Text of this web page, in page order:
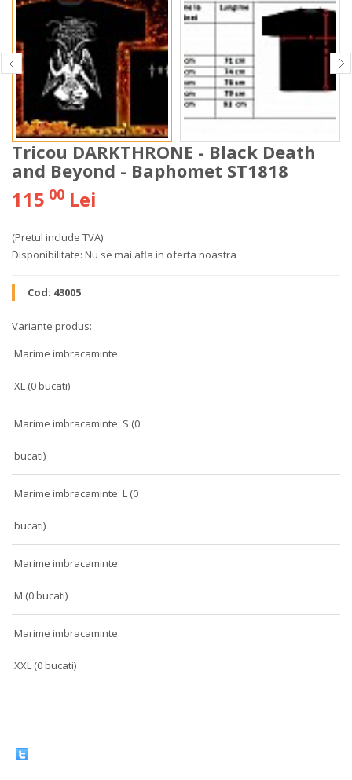
Tricou DARKTHRONE - Black Death
and Beyond - Baphomet ST1818
115 00 Lei
(Pretul include TVA)
Disponibilitate: Nu se mai afla in oferta noastra
Cod: 43005
Variante produs:
Marime imbracaminte:
XL (0 bucati)
Marime imbracaminte: S (0
bucati)
Marime imbracaminte: L (0
bucati)
Marime imbracaminte:
M (0 bucati)
Marime imbracaminte:
XXL (0 bucati)